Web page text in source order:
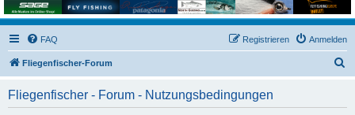
FAQ Anmelden
Registrieren
Fliegenfischer-Forum
Fliegenfischer - Forum - Nutzungsbedingungen